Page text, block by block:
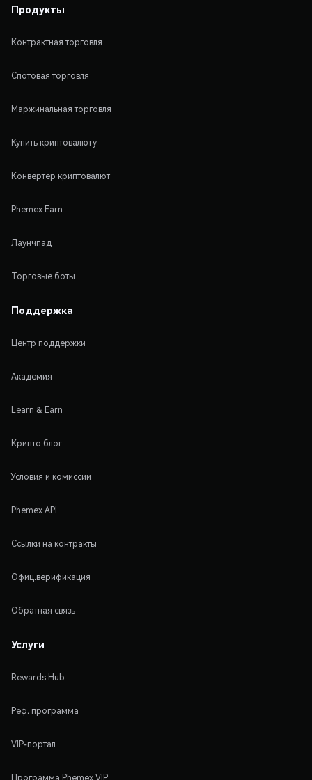
Продукты
Контрактная торговля
Спотовая торговля
Маржинальная торговля
Купить криптовалюту
Конвертер криптовалют
Phemex Earn
Лаунчпад
Торговые боты
Поддержка
Центр поддержки
Академия
Learn & Earn
Крипто блог
Условия и комиссии
Phemex API
Ссылки на контракты
Офиц.верификация
Обратная связь
Услуги
Rewards Hub
Реф. программа
VIP-портал
Программа Phemex VIP